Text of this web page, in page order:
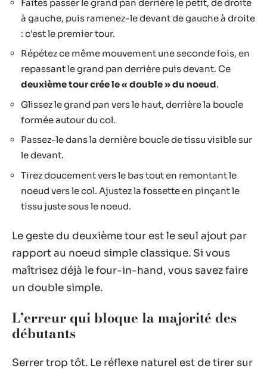
Faites passer le grand pan derrière le petit, de droite
à gauche, puis ramenez-le devant de gauche à droite
: c’est le premier tour.
Répétez ce même mouvement une seconde fois, en
repassant le grand pan derrière puis devant. Ce
deuxième tour crée le « double » du noeud.
Glissez le grand pan vers le haut, derrière la boucle
formée autour du col.
Passez-le dans la dernière boucle de tissu visible sur
le devant.
Tirez doucement vers le bas tout en remontant le
noeud vers le col. Ajustez la fossette en pinçant le
tissu juste sous le noeud.
Le geste du deuxième tour est le seul ajout par
rapport au noeud simple classique. Si vous
maîtrisez déjà le four-in-hand, vous savez faire
un double simple.
L’erreur qui bloque la majorité des
débutants
Serrer trop tôt. Le réflexe naturel est de tirer sur